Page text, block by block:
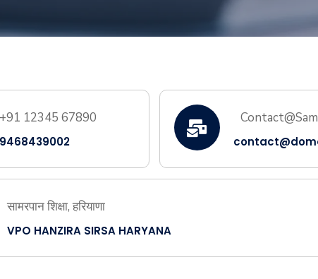
+91 12345 67890
9468439002
सामरपान शिक्षा, हरियाणा
VPO HANZIRA SIRSA HARYANA